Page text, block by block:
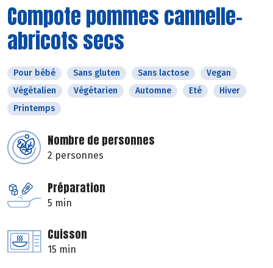
Compote pommes cannelle-
abricots secs
Pour bébé Sans gluten Sans lactose
Vegan
Végétalien
Végétarien Automne Eté
Hiver
Printemps
Nombre de personnes
2 personnes
Préparation
5 min
Cuisson
15 min